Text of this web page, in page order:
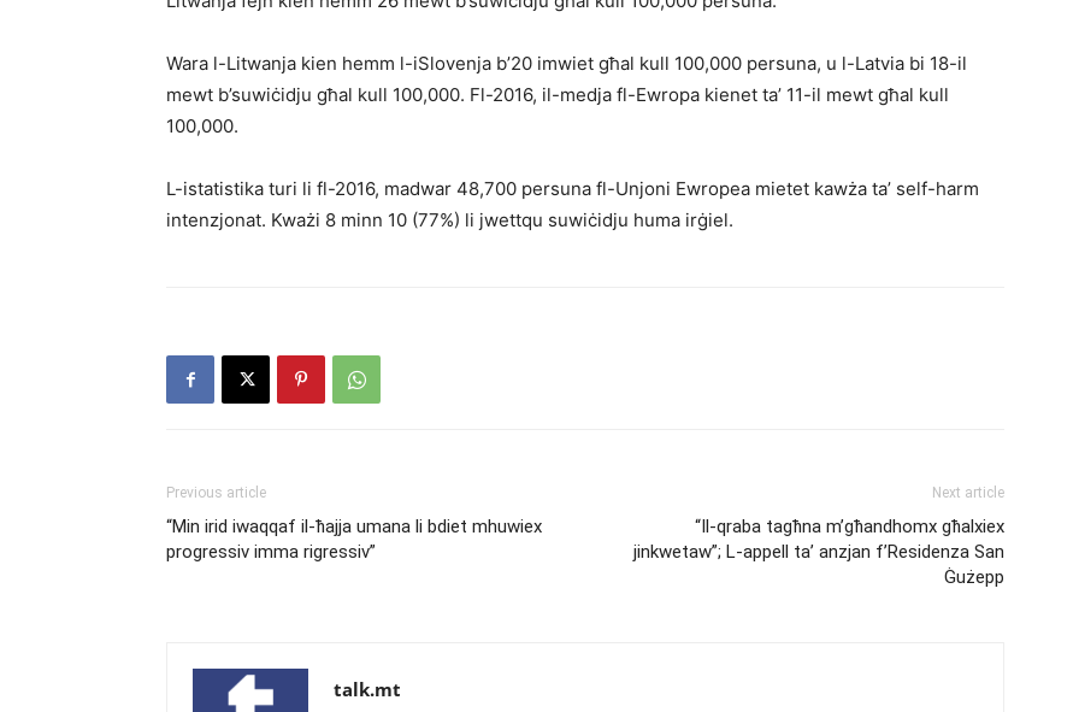
Wara l-Litwanja kien hemm l-iSlovenja b’20 imwiet għal kull 100,000 persuna, u l-Latvia bi 18-il
mewt b’suwiċidju għal kull 100,000. Fl-2016, il-medja fl-Ewropa kienet ta’ 11-il mewt għal kull
100,000.
L-istatistika turi li fl-2016, madwar 48,700 persuna fl-Unjoni Ewropea mietet kawża ta’ self-harm
intenzjonat. Kważi 8 minn 10 (77%) li jwettqu suwiċidju huma irġiel.
Previous article
“Min irid iwaqqaf il-ħajja umana li bdiet mhuwiex
progressiv imma rigressiv”
Next article
“Il-qraba tagħna m’għandhomx għalxiex
jinkwetaw”; L-appell ta’ anzjan f’Residenza San
Ġużepp
talk.mt